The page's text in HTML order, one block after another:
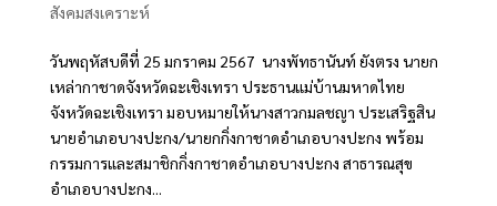
สังคมสงเคราะห์
วันพฤหัสบดีที่ 25 มกราคม 2567 นางพัทธานันท์ ยังตรง นายก
เหล่ากาชาดจังหวัดฉะเชิงเทรา ประธานแม่บ้านมหาดไทย
จังหวัดฉะเชิงเทรา มอบหมายให้นางสาวกมลชญา ประเสริฐสิน
นายอำเภอบางปะกง/นายกกิ่งกาชาดอำเภอบางปะกง พร้อม
กรรมการและสมาชิกกิ่งกาชาดอำเภอบางปะกง สาธารณสุข
อำเภอบางปะกง...